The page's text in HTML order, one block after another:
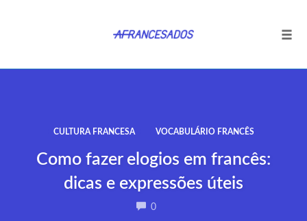
CULTURA FRANCESA VOCABULÁRIO FRANCÊS
Como fazer elogios em francês:
dicas e expressões úteis
0COMMENTS